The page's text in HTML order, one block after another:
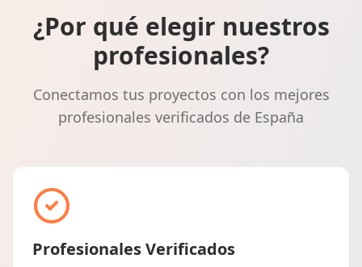
¿Por qué elegir nuestros
profesionales?
Conectamos tus proyectos con los mejores
profesionales verificados de España
Profesionales Verificados